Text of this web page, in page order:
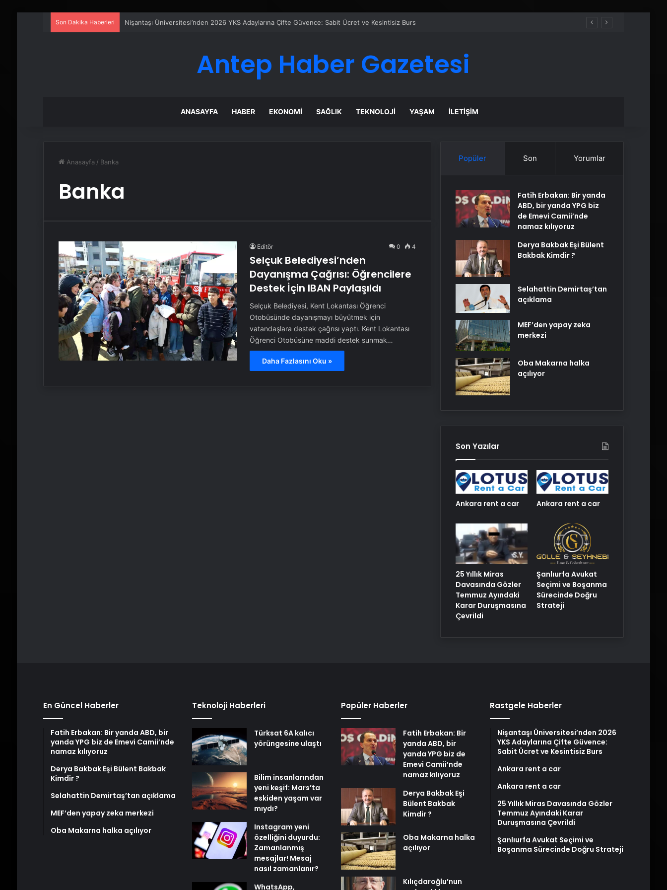
Son Dakika Haberleri Nişantaşı Üniversitesi’nden 2026 YKS Adaylarına Çifte Güvence: Sabit Ücret ve Kesintisiz Burs
Antep Haber Gazetesi
ANASAYFA HABER EKONOMI SAĞLIK TEKNOLOJI YAŞAM İLETIŞIM
Anasayfa / Banka
Banka
Editör 0 4
Selçuk Belediyesi’nden
Dayanışma Çağrısı: Öğrencilere
Destek İçin IBAN Paylaşıldı
Selçuk Belediyesi, Kent Lokantası Öğrenci
Otobüsünde dayanışmayı büyütmek için
vatandaşlara destek çağrısı yaptı. Kent Lokantası
Öğrenci Otobüsüne maddi destek sunmak…
Daha Fazlasını Oku »
Popüler Son Yorumlar
Fatih Erbakan: Bir yanda
ABD, bir yanda YPG biz
de Emevi Camii’nde
namaz kılıyoruz
Derya Bakbak Eşi Bülent
Bakbak Kimdir ?
Selahattin Demirtaş’tan
açıklama
MEF’den yapay zeka
merkezi
Oba Makarna halka
açılıyor
Son Yazılar
Ankara rent a car Ankara rent a car
25 Yıllık Miras
Davasında Gözler
Temmuz Ayındaki
Karar Duruşmasına
Çevrildi
Şanlıurfa Avukat
Seçimi ve Boşanma
Sürecinde Doğru
Strateji
En Güncel Haberler
Fatih Erbakan: Bir yanda ABD, bir
yanda YPG biz de Emevi Camii’nde
namaz kılıyoruz
Derya Bakbak Eşi Bülent Bakbak
Kimdir ?
Selahattin Demirtaş’tan açıklama
MEF’den yapay zeka merkezi
Oba Makarna halka açılıyor
Teknoloji Haberleri
Türksat 6A kalıcı
yörüngesine ulaştı
Bilim insanlarından
yeni keşif: Mars’ta
eskiden yaşam var
mıydı?
Instagram yeni
özelliğini duyurdu:
Zamanlanmış
mesajlar! Mesaj
nasıl zamanlanır?
WhatsApp,
Popüler Haberler
Fatih Erbakan: Bir
yanda ABD, bir
yanda YPG biz de
Emevi Camii’nde
namaz kılıyoruz
Derya Bakbak Eşi
Bülent Bakbak
Kimdir ?
Oba Makarna halka
açılıyor
Kılıçdaroğlu’nun
Rastgele Haberler
Nişantaşı Üniversitesi’nden 2026
YKS Adaylarına Çifte Güvence:
Sabit Ücret ve Kesintisiz Burs
Ankara rent a car
Ankara rent a car
25 Yıllık Miras Davasında Gözler
Temmuz Ayındaki Karar
Duruşmasına Çevrildi
Şanlıurfa Avukat Seçimi ve
Boşanma Sürecinde Doğru Strateji